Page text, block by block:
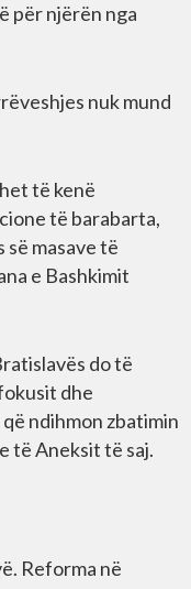
për njërën nga
nuk mund
të kenë
të barabarta,
masave të
e Bashkimit
do të
dhe
ndihmon zbatimin
të Aneksit të saj.
Reforma në